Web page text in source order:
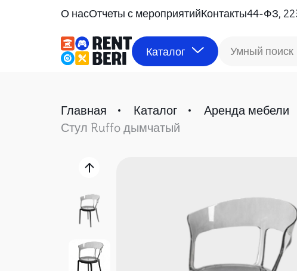
О насОтчеты с мероприятийКонтакты44-ФЗ,
Каталог Умный поиск
Главная Каталог Аренда мебели
Стул Ruffo дымчатый